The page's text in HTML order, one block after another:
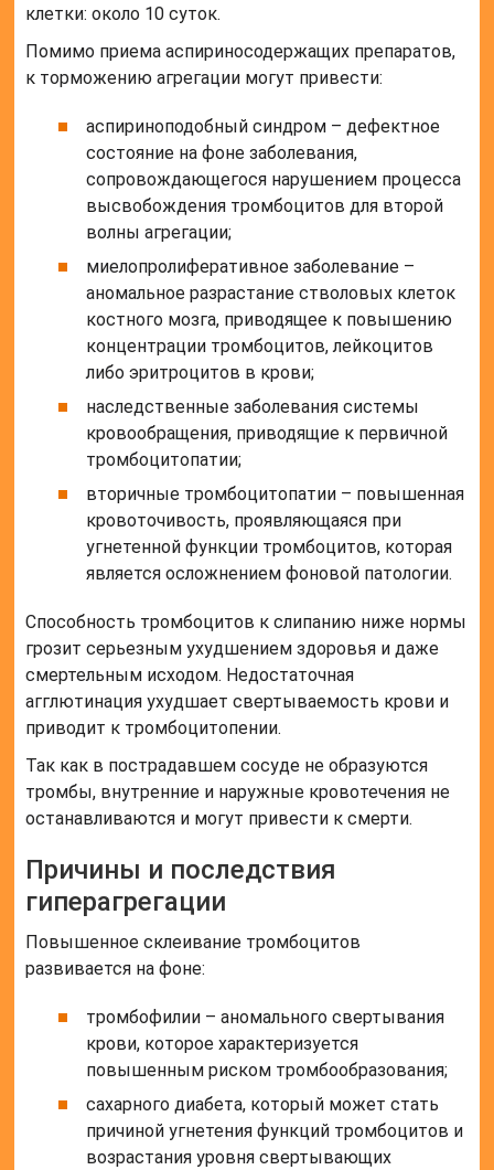
клетки: около 10 суток.
Помимо приема аспириносодержащих препаратов,
к торможению агрегации могут привести:
аспириноподобный синдром – дефектное
состояние на фоне заболевания,
сопровождающегося нарушением процесса
высвобождения тромбоцитов для второй
волны агрегации;
миелопролиферативное заболевание –
аномальное разрастание стволовых клеток
костного мозга, приводящее к повышению
концентрации тромбоцитов, лейкоцитов
либо эритроцитов в крови;
наследственные заболевания системы
кровообращения, приводящие к первичной
тромбоцитопатии;
вторичные тромбоцитопатии – повышенная
кровоточивость, проявляющаяся при
угнетенной функции тромбоцитов, которая
является осложнением фоновой патологии.
Способность тромбоцитов к слипанию ниже нормы
грозит серьезным ухудшением здоровья и даже
смертельным исходом. Недостаточная
агглютинация ухудшает свертываемость крови и
приводит к тромбоцитопении.
Так как в пострадавшем сосуде не образуются
тромбы, внутренние и наружные кровотечения не
останавливаются и могут привести к смерти.
Причины и последствия
гиперагрегации
Повышенное склеивание тромбоцитов
развивается на фоне:
тромбофилии – аномального свертывания
крови, которое характеризуется
повышенным риском тромбообразования;
сахарного диабета, который может стать
причиной угнетения функций тромбоцитов и
возрастания уровня свертывающих